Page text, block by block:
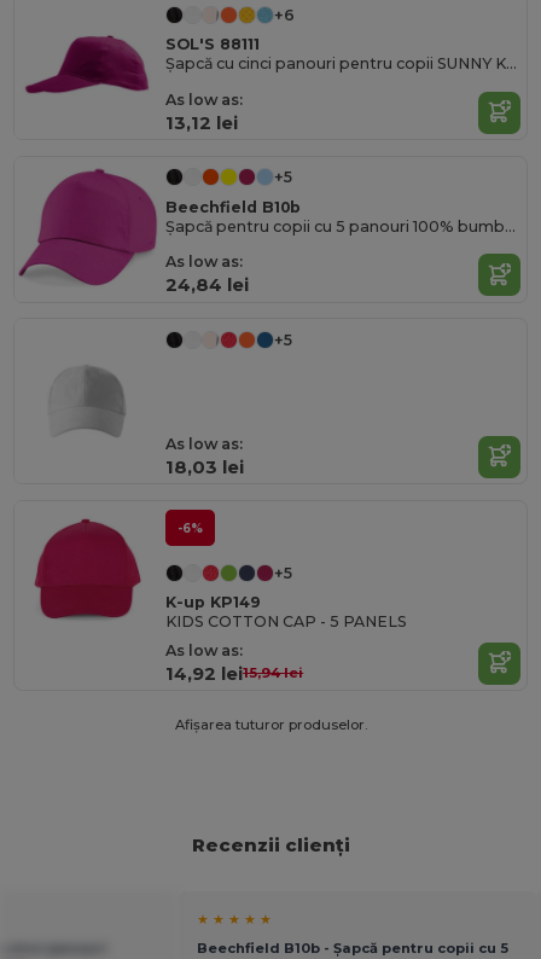
+6
SOL'S 88111
Șapcă cu cinci panouri pentru copii SUNNY KIDS
As low as:
13,12 lei
+5
Beechfield B10b
Șapcă pentru copii cu 5 panouri 100% bumbac
As low as:
24,84 lei
+5
As low as:
18,03 lei
-6%
+5
K-up KP149
KIDS COTTON CAP - 5 PANELS
As low as:
14,92 lei15,94 lei
Afișarea tuturor produselor.
Recenzii clienți
★ ★ ★ ★ ★
Beechfield B10b - Șapcă pentru copii cu 5